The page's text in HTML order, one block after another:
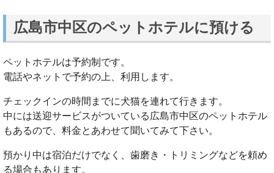
広島市中区のペットホテルに預ける
ペットホテルは予約制です。
電話やネットで予約の上、利用します。
チェックインの時間までに犬猫を連れて行きます。
中には送迎サービスがついている広島市中区のペットホテル
もあるので、料金とあわせて聞いてみて下さい。
預かり中は宿泊だけでなく、歯磨き・トリミングなどを頼め
る場合もあります。